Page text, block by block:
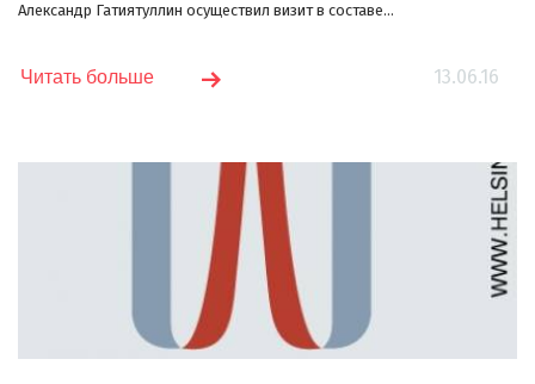
Александр Гатиятуллин осуществил визит в составе...
13.06.16
Читать больше